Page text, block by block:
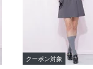
クーポン対象